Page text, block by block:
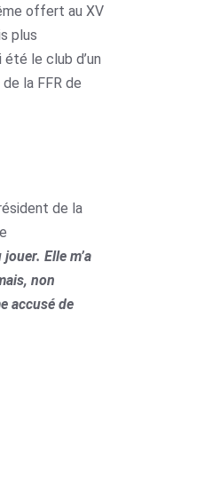
offert au XV
plus
le club d’un
la FFR de
de la
Elle m’a
non
accusé de